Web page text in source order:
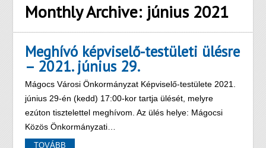
Monthly Archive: június 2021
Meghívó képviselő-testületi ülésre
– 2021. június 29.
Mágocs Városi Önkormányzat Képviselő-testülete 2021.
június 29-én (kedd) 17:00-kor tartja ülését, melyre
ezúton tisztelettel meghívom. Az ülés helye: Mágocsi
Közös Önkormányzati…
TOVÁBB